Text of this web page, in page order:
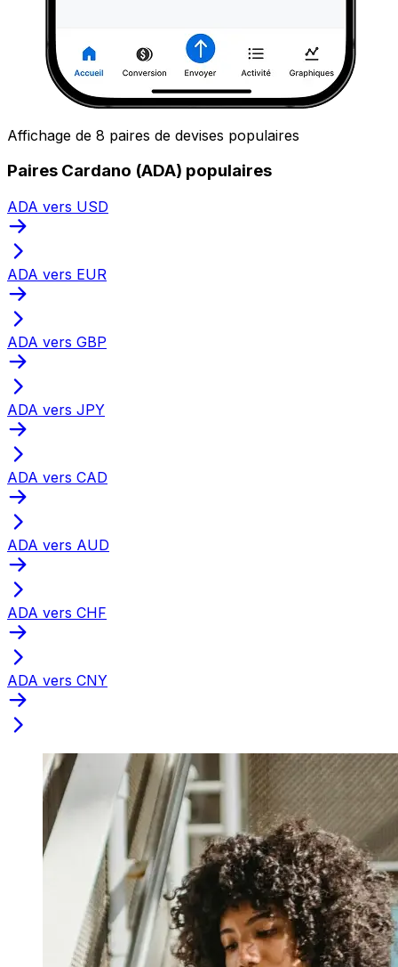
Affichage de 8 paires de devises populaires
Paires Cardano (ADA) populaires
ADA vers USD
ADA vers EUR
ADA vers GBP
ADA vers JPY
ADA vers CAD
ADA vers AUD
ADA vers CHF
ADA vers CNY